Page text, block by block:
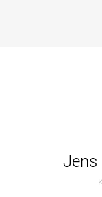
Jens